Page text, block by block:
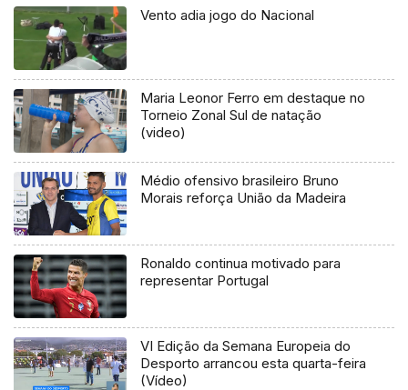
Vento adia jogo do Nacional
Maria Leonor Ferro em destaque no
Torneio Zonal Sul de natação
(video)
Médio ofensivo brasileiro Bruno
Morais reforça União da Madeira
Ronaldo continua motivado para
representar Portugal
VI Edição da Semana Europeia do
Desporto arrancou esta quarta-feira
(Vídeo)